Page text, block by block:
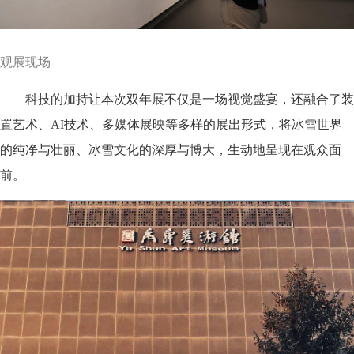
观展现场
科技的加持让本次双年展不仅是一场视觉盛宴，还融合了装
置艺术、AI技术、多媒体展映等多样的展出形式，将冰雪世界
的纯净与壮丽、冰雪文化的深厚与博大，生动地呈现在观众面
前。